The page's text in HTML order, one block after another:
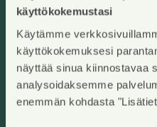
käyttökokemustasi
Käytämme
käyttökokemuksesi
näyttää sinua kiinnostavaa
analysoidaksemme
enemmän kohdasta